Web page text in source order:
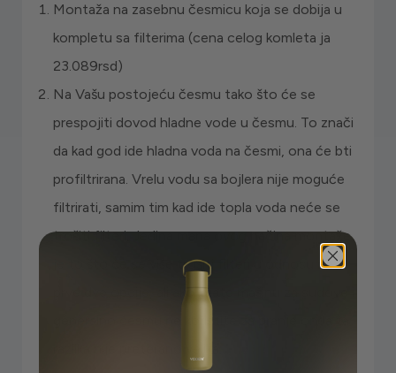
Montaža na zasebnu česmicu koja se dobija u
kompletu sa filterima (cena celog komleta ja
23.089rsd)
Na Vašu postojeću česmu tako što će se
prespojiti dovod hladne vode u česmu. To znači
da kad god ide hladna voda na česmi, ona će bti
profiltrirana. Vrelu vodu sa bojlera nije moguće
filtrirati, samim tim kad ide topla voda neće se
trošiti filteri. Jedina mana ovog načina montaže
je to što će se više trošiti filteri u odnosu na
prve dve opcije, ali ako imate mašinu za sudove i